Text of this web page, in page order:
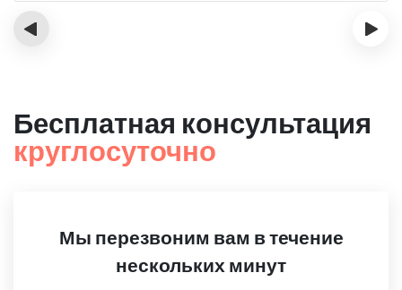
‹ ›
Бесплатная консультация
круглосуточно
Мы перезвоним вам в течение
нескольких минут